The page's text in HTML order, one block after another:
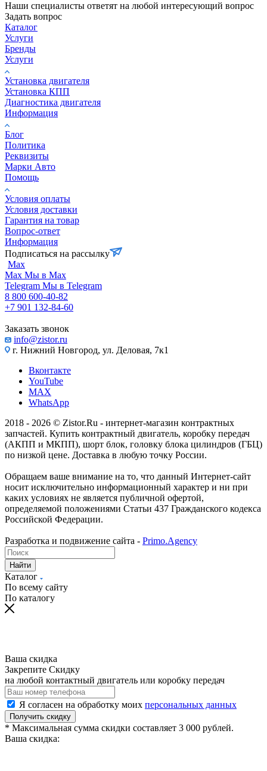
Наши специалисты ответят на любой интересующий вопрос
Задать вопрос
Каталог
Услуги
Бренды
Услуги
Установка двигателя
Установка КПП
Диагностика двигателя
Информация
Блог
Политика
Реквизиты
Марки Авто
Помощь
Условия оплаты
Условия доставки
Гарантия на товар
Вопрос-ответ
Информация
Подписаться на рассылку
Max
Max Мы в Max
Telegram Мы в Telegram
8 800 600-40-82
+7 901 132-84-60
Заказать звонок
info@zistor.ru
г. Нижний Новгород, ул. Деловая, 7к1
Вконтакте
YouTube
MAX
WhatsApp
2018 - 2026 © Zistor.Ru - интернет-магазин контрактных
запчастей. Купить контрактный двигатель, коробку передач
(АКПП и МКПП), шорт блок, головку блока цилиндров (ГБЦ)
по низкой цене. Доставка в любую точку России.
Обращаем ваше внимание на то, что данный Интернет-сайт
носит исключительно информационный характер и ни при
каких условиях не является публичной офертой,
определяемой положениями Статьи 437 Гражданского кодекса
Российской Федерации.
Разработка и подвижение сайта - Primo.Agency
Найти
Каталог
По всему сайту
По каталогу
Ваша скидка
Закрепите Скидку
на любой контактный двигатель или коробку передач
Я согласен на обработку моих персональных данных
Получить скидку
* Максимальная сумма скидки составляет 3 000 рублей.
Ваша скидка: